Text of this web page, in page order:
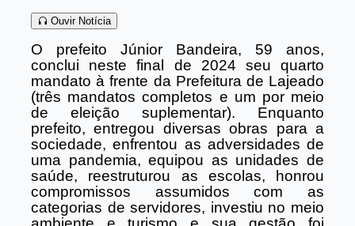
Ouvir Notícia
O prefeito Júnior Bandeira, 59 anos,
conclui neste final de 2024 seu quarto
mandato à frente da Prefeitura de Lajeado
(três mandatos completos e um por meio
de eleição suplementar). Enquanto
prefeito, entregou diversas obras para a
sociedade, enfrentou as adversidades de
uma pandemia, equipou as unidades de
saúde, reestruturou as escolas, honrou
compromissos assumidos com as
categorias de servidores, investiu no meio